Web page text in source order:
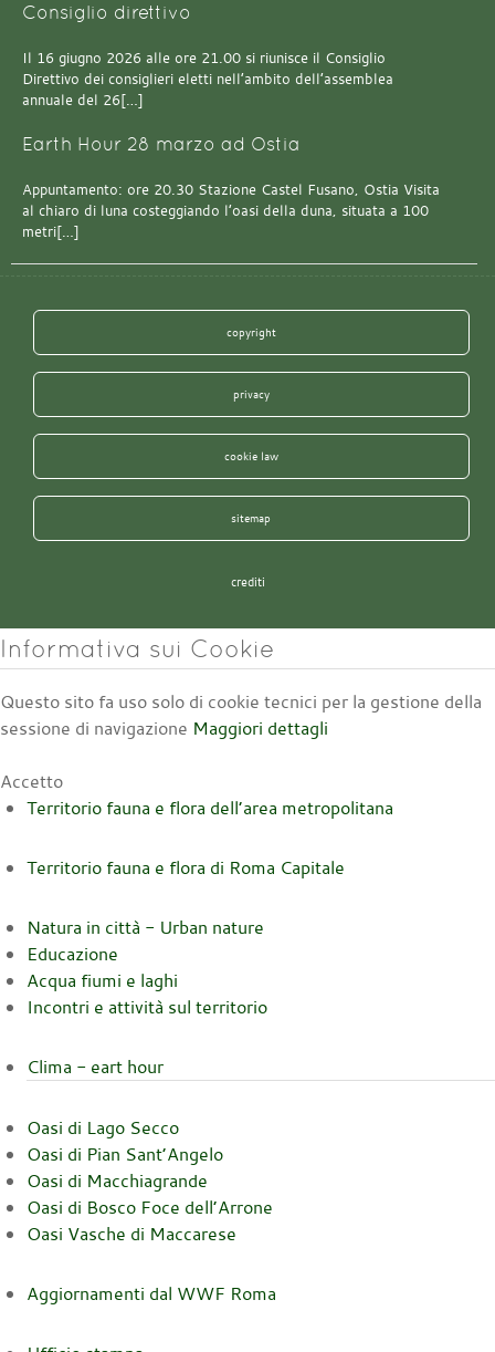
Consiglio direttivo
Il 16 giugno 2026 alle ore 21.00 si riunisce il Consiglio
Direttivo dei consiglieri eletti nell’ambito dell’assemblea
annuale del 26[…]
Earth Hour 28 marzo ad Ostia
Appuntamento: ore 20.30 Stazione Castel Fusano, Ostia Visita
al chiaro di luna costeggiando l’oasi della duna, situata a 100
metri[…]
copyright
privacy
cookie law
sitemap
crediti
Informativa sui Cookie
Questo sito fa uso solo di cookie tecnici per la gestione della
sessione di navigazione Maggiori dettagli
Accetto
Territorio fauna e flora dell’area metropolitana
Territorio fauna e flora di Roma Capitale
Natura in città - Urban nature
Educazione
Acqua fiumi e laghi
Incontri e attività sul territorio
Clima - eart hour
Oasi di Lago Secco
Oasi di Pian Sant’Angelo
Oasi di Macchiagrande
Oasi di Bosco Foce dell’Arrone
Oasi Vasche di Maccarese
Aggiornamenti dal WWF Roma